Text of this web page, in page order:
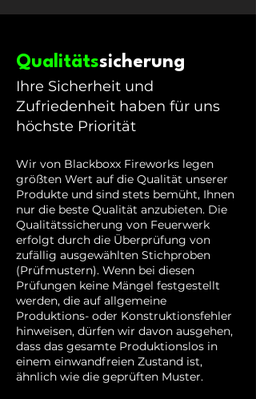
Qualitätssicherung
Ihre Sicherheit und
Zufriedenheit haben für uns
höchste Priorität
Wir von Blackboxx Fireworks legen
größten Wert auf die Qualität unserer
Produkte und sind stets bemüht, Ihnen
nur die beste Qualität anzubieten. Die
Qualitätssicherung von Feuerwerk
erfolgt durch die Überprüfung von
zufällig ausgewählten Stichproben
(Prüfmustern). Wenn bei diesen
Prüfungen keine Mängel festgestellt
werden, die auf allgemeine
Produktions- oder Konstruktionsfehler
hinweisen, dürfen wir davon ausgehen,
dass das gesamte Produktionslos in
einem einwandfreien Zustand ist,
ähnlich wie die geprüften Muster.